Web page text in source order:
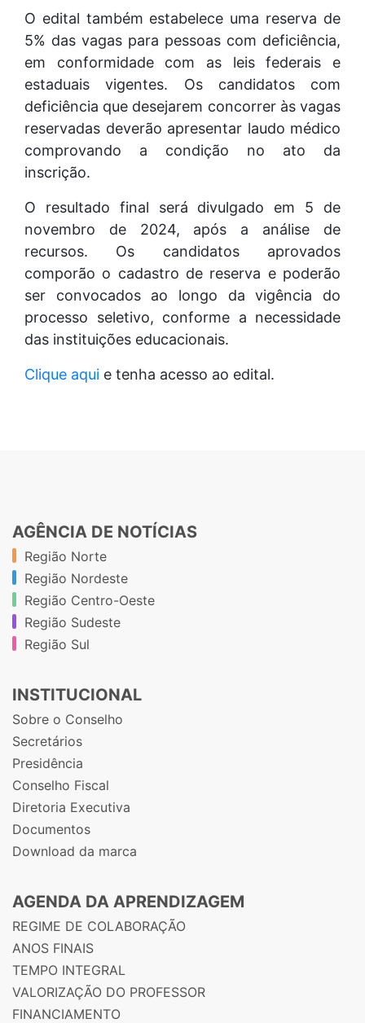
O edital também estabelece uma reserva de
5% das vagas para pessoas com deficiência,
em conformidade com as leis federais e
estaduais vigentes. Os candidatos com
deficiência que desejarem concorrer às vagas
reservadas deverão apresentar laudo médico
comprovando a condição no ato da
inscrição.
O resultado final será divulgado em 5 de
novembro de 2024, após a análise de
recursos. Os candidatos aprovados
comporão o cadastro de reserva e poderão
ser convocados ao longo da vigência do
processo seletivo, conforme a necessidade
das instituições educacionais.
Clique aqui e tenha acesso ao edital.
AGÊNCIA DE NOTÍCIAS
Região Norte
Região Nordeste
Região Centro-Oeste
Região Sudeste
Região Sul
INSTITUCIONAL
Sobre o Conselho
Secretários
Presidência
Conselho Fiscal
Diretoria Executiva
Documentos
Download da marca
AGENDA DA APRENDIZAGEM
REGIME DE COLABORAÇÃO
ANOS FINAIS
TEMPO INTEGRAL
VALORIZAÇÃO DO PROFESSOR
FINANCIAMENTO